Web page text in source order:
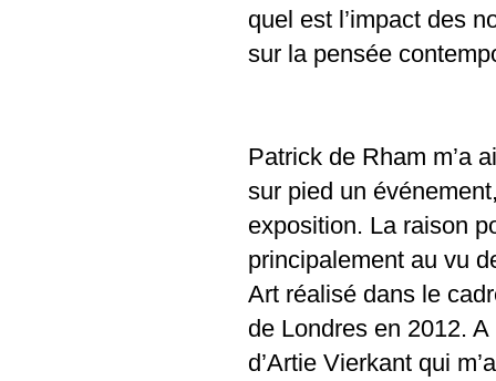
quel est l’impact des
sur la pensée
Patrick de Rham m’a
sur pied un
exposition. La raison
principalement au vu
Art réalisé dans le
de Londres en 2012. A
d’Artie Vierkant qui